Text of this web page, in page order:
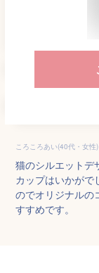
ころころあい(40代・女性)
猫のシルエットデ
カップはいかがで
のでオリジナルの
すすめです。